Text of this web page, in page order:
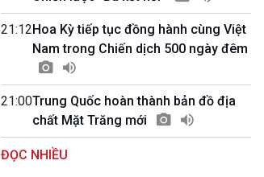
10 phút Sự kiện - Luận bàn
Câu chuyện thời sự
Dòng chảy sự kiện
Diễn đàn chủ nhật
Chuyện đêm
21:12Hoa Kỳ tiếp tục đồng hành cùng Việt
Nam trong Chiến dịch 500 ngày đêm
21:00Trung Quốc hoàn thành bản đồ địa
chất Mặt Trăng mới
ĐỌC NHIỀU